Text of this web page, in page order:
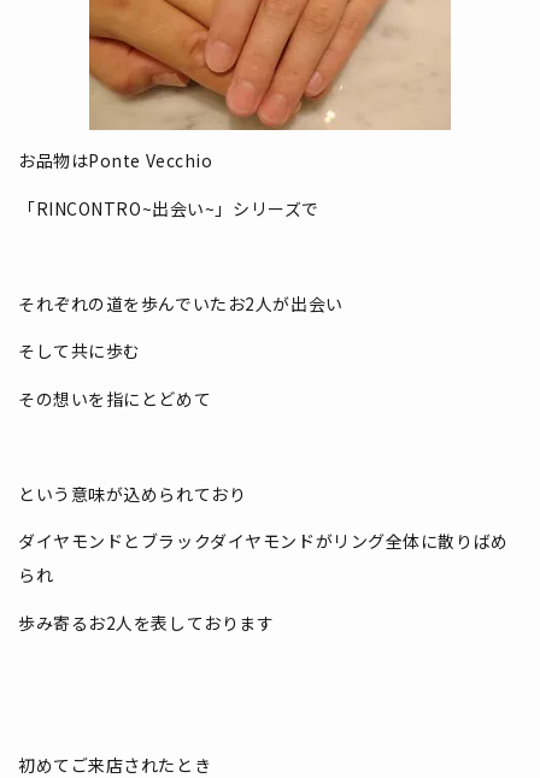
お品物はPonte Vecchio
「RINCONTRO~出会い~」シリーズで
それぞれの道を歩んでいたお2人が出会い
そして共に歩む
その想いを指にとどめて
という意味が込められており
ダイヤモンドとブラックダイヤモンドがリング全体に散りばめ
られ
歩み寄るお2人を表しております
初めてご来店されたとき